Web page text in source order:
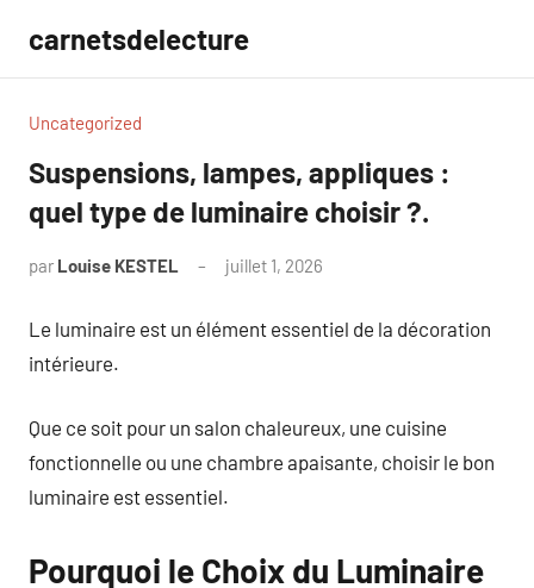
contenu
carnetsdelecture
Uncategorized
Suspensions, lampes, appliques :
quel type de luminaire choisir ?.
par Louise KESTEL juillet 1, 2026
Le luminaire est un élément essentiel de la décoration
intérieure.
Que ce soit pour un salon chaleureux, une cuisine
fonctionnelle ou une chambre apaisante, choisir le bon
luminaire est essentiel.
Pourquoi le Choix du Luminaire